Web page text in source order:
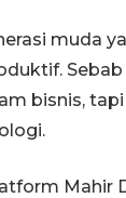
muda
bisnis,
Mahir